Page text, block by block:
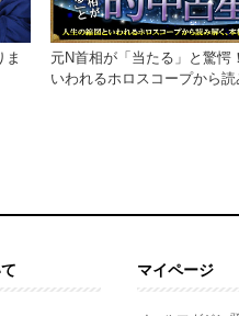
ま
元N首相が「当たる」と驚
いわれるホロスコープから
マイページ